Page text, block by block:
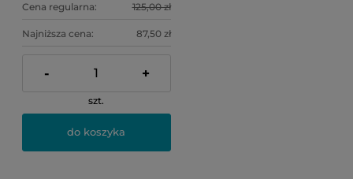
Cena regularna: 125,00 zł
Najniższa cena: 87,50 zł
- +
szt.
do koszyka